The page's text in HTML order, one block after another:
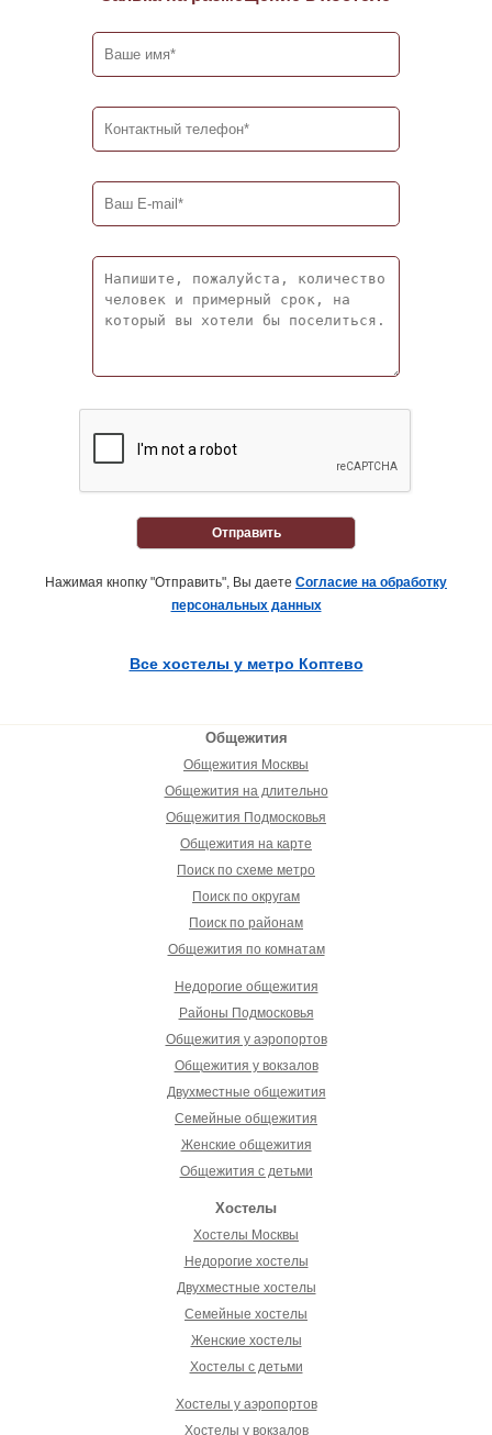
Отправить
Нажимая кнопку "Отправить", Вы даете Согласие на обработку
персональных данных
Все хостелы у метро Коптево
Общежития
Общежития Москвы
Общежития на длительно
Общежития Подмосковья
Общежития на карте
Поиск по схеме метро
Поиск по округам
Поиск по районам
Общежития по комнатам
Недорогие общежития
Районы Подмосковья
Общежития у аэропортов
Общежития у вокзалов
Двухместные общежития
Семейные общежития
Женские общежития
Общежития с детьми
Хостелы
Хостелы Москвы
Недорогие хостелы
Двухместные хостелы
Семейные хостелы
Женские хостелы
Хостелы с детьми
Хостелы у аэропортов
Хостелы у вокзалов